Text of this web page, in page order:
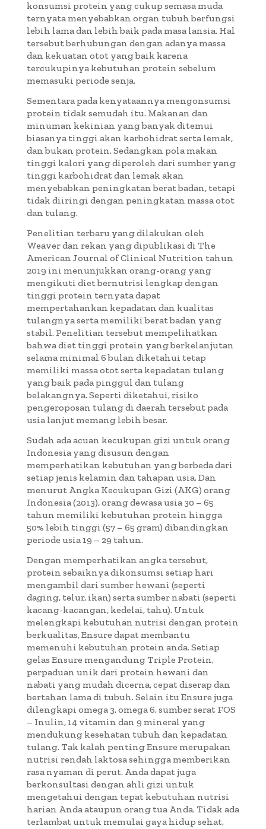
konsumsi protein yang cukup semasa muda
ternyata menyebabkan organ tubuh berfungsi
lebih lama dan lebih baik pada masa lansia. Hal
tersebut berhubungan dengan adanya massa
dan kekuatan otot yang baik karena
tercukupinya kebutuhan protein sebelum
memasuki periode senja.
Sementara pada kenyataannya mengonsumsi
protein tidak semudah itu. Makanan dan
minuman kekinian yang banyak ditemui
biasanya tinggi akan karbohidrat serta lemak,
dan bukan protein. Sedangkan pola makan
tinggi kalori yang diperoleh dari sumber yang
tinggi karbohidrat dan lemak akan
menyebabkan peningkatan berat badan, tetapi
tidak diiringi dengan peningkatan massa otot
dan tulang.
Penelitian terbaru yang dilakukan oleh
Weaver dan rekan yang dipublikasi di The
American Journal of Clinical Nutrition tahun
2019 ini menunjukkan orang-orang yang
mengikuti diet bernutrisi lengkap dengan
tinggi protein ternyata dapat
mempertahankan kepadatan dan kualitas
tulangnya serta memiliki berat badan yang
stabil. Penelitian tersebut mempelihatkan
bahwa diet tinggi protein yang berkelanjutan
selama minimal 6 bulan diketahui tetap
memiliki massa otot serta kepadatan tulang
yang baik pada pinggul dan tulang
belakangnya. Seperti diketahui, risiko
pengeroposan tulang di daerah tersebut pada
usia lanjut memang lebih besar.
Sudah ada acuan kecukupan gizi untuk orang
Indonesia yang disusun dengan
memperhatikan kebutuhan yang berbeda dari
setiap jenis kelamin dan tahapan usia. Dan
menurut Angka Kecukupan Gizi (AKG) orang
Indonesia (2013), orang dewasa usia 30 – 65
tahun memiliki kebutuhan protein hingga
50% lebih tinggi (57 – 65 gram) dibandingkan
periode usia 19 – 29 tahun.
Dengan memperhatikan angka tersebut,
protein sebaiknya dikonsumsi setiap hari
mengambil dari sumber hewani (seperti
daging, telur, ikan) serta sumber nabati (seperti
kacang-kacangan, kedelai, tahu). Untuk
melengkapi kebutuhan nutrisi dengan protein
berkualitas, Ensure dapat membantu
memenuhi kebutuhan protein anda. Setiap
gelas Ensure mengandung Triple Protein,
perpaduan unik dari protein hewani dan
nabati yang mudah dicerna, cepat diserap dan
bertahan lama di tubuh. Selain itu Ensure juga
dilengkapi omega 3, omega 6, sumber serat FOS
– Inulin, 14 vitamin dan 9 mineral yang
mendukung kesehatan tubuh dan kepadatan
tulang. Tak kalah penting Ensure merupakan
nutrisi rendah laktosa sehingga memberikan
rasa nyaman di perut. Anda dapat juga
berkonsultasi dengan ahli gizi untuk
mengetahui dengan tepat kebutuhan nutrisi
harian Anda ataupun orang tua Anda. Tidak ada
terlambat untuk memulai gaya hidup sehat,